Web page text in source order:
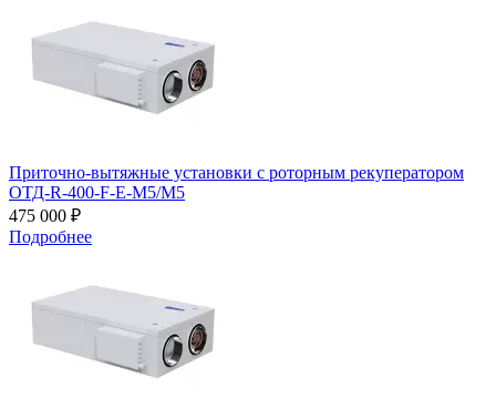
Приточно-вытяжные установки с роторным рекуператором
ОТД-R-400-F-E-M5/M5
475 000 ₽
Подробнее